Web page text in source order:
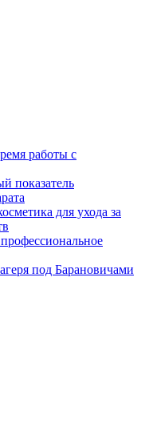
работы с
показатель
для ухода за
под Барановичами